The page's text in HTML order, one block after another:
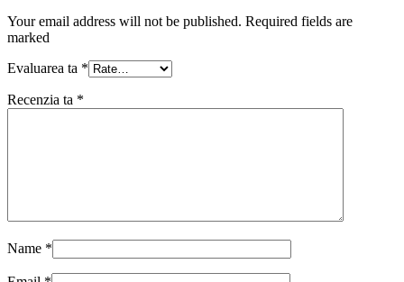
Your email address will not be published. Required fields are
marked
Evaluarea ta *
Recenzia ta *
Name *